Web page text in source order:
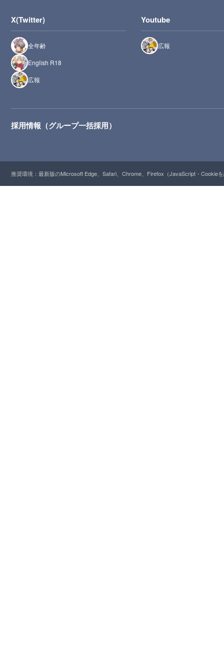
X(Twitter)
全年齢
English R18
広報
Youtube
広報
採用情報（グループ一括採用）
推奨環境：最新版のMicrosoft Edge、Safari、Chrome、Firefox（JavaScript・Cookie